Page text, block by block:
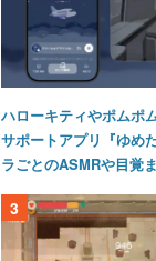
ハローキティやポムポ
サポートアプリ『ゆめ
ラごとのASMRや目覚
3